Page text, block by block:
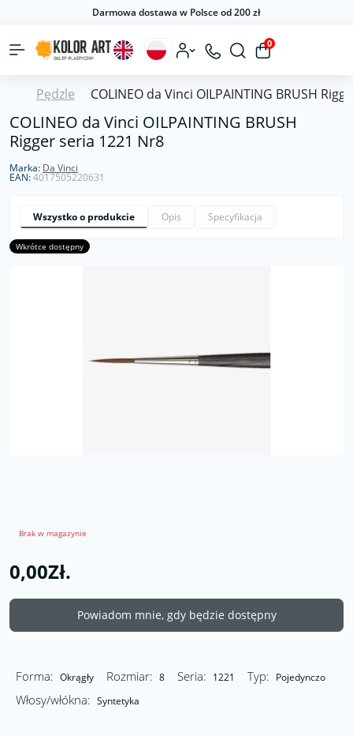
Darmowa dostawa w Polsce od 200 zł
0
Pędzle COLINEO da Vinci OILPAINTING BRUSH
COLINEO da Vinci OILPAINTING BRUSH
Rigger seria 1221 Nr8
Marka: Da Vinci
EAN:4017505220631
Wszystko o produkcie Opis Specyfikacja
Wkrótce dostępny
Brak w magazynie
0,00Zł.
Powiadom mnie, gdy będzie dostępny
Forma: Okrągły Rozmiar: 8 Seria: 1221 Typ: Pojedynczo
Włosy/włókna: Syntetyka